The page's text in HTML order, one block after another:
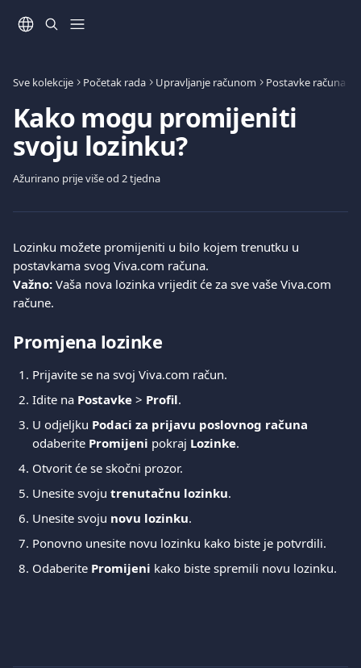
Sve kolekcije Početak rada Upravljanje računom Postavke računa
Kako mogu promijeniti
svoju lozinku?
Ažurirano prije više od 2 tjedna
Lozinku možete promijeniti u bilo kojem trenutku u
postavkama svog Viva.com računa.
Važno: Vaša nova lozinka vrijedit će za sve vaše Viva.com
račune.
Promjena lozinke
Prijavite se na svoj Viva.com račun.
Idite na Postavke > Profil.
U odjeljku Podaci za prijavu poslovnog računa
odaberite Promijeni pokraj Lozinke.
Otvorit će se skočni prozor.
Unesite svoju trenutačnu lozinku.
Unesite svoju novu lozinku.
Ponovno unesite novu lozinku kako biste je potvrdili.
Odaberite Promijeni kako biste spremili novu lozinku.